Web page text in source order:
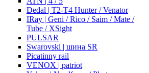
Dedal | T2-T4 Hunter / Venator
IRay | Geni / Rico / Saim / Mate /
Tube / XSight
PULSAR
Swarovski | шина SR
Picatinny rail
VENOX | patriot